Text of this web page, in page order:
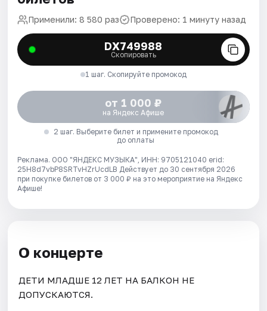
Применили: 8 580 раз Проверено: 1 минуту назад
DX749988
Скопировать
1 шаг. Скопируйте промокод
от 1 000 ₽
на Яндекс Афише
2 шаг. Выберите билет и примените промокод
до оплаты
Реклама. ООО "ЯНДЕКС МУЗЫКА", ИНН: 9705121040 erid:
25H8d7vbP8SRTvHZrUcdLB Действует до 30 сентября 2026
при покупке билетов от 3 000 ₽ на это мероприятие на Яндекс
Афише!
О концерте
ДЕТИ МЛАДШЕ 12 ЛЕТ НА БАЛКОН НЕ
ДОПУСКАЮТСЯ.